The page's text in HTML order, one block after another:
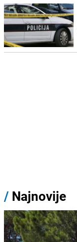
/ Najnovije